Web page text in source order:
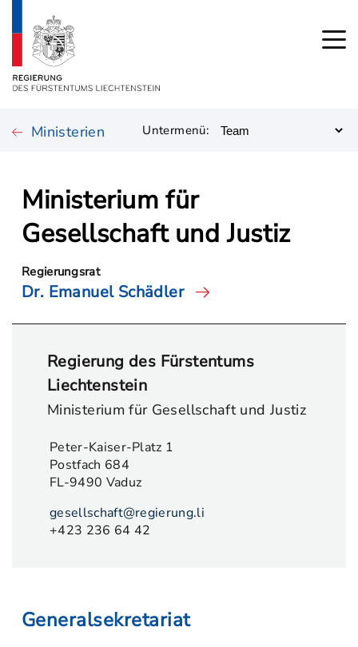
Ministerien Untermenü:
Ministerium für
Gesellschaft und Justiz
Regierungsrat
Dr. Emanuel Schädler
Regierung des Fürstentums
Liechtenstein
Ministerium für Gesellschaft und Justiz
Peter-Kaiser-Platz 1
Postfach 684
FL-9490 Vaduz
gesellschaft@regierung.li
+423 236 64 42
Generalsekretariat